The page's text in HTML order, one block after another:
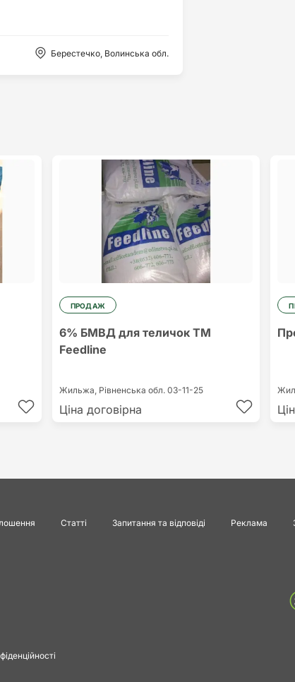
Берестечко, Волинська обл.
ПРОДАЖ
6% БМВД для теличок ТМ
Feedline
Жильжа, Рівненська обл. 03-11-25
Ціна договірна
Статті Запитання та відповіді Реклама